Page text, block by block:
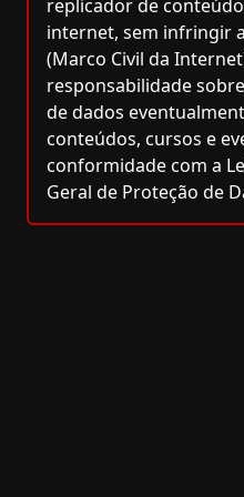
replicador de
internet, sem infringir
(Marco Civil da
responsabilidade
de dados
conteúdos, cursos e
conformidade com a
Geral de Proteção de